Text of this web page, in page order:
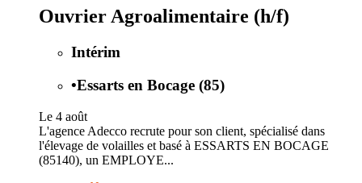
Ouvrier Agroalimentaire (h/f)
Intérim
•Essarts en Bocage (85)
Le 4 août
L'agence Adecco recrute pour son client, spécialisé dans
l'élevage de volailles et basé à ESSARTS EN BOCAGE
(85140), un EMPLOYE...